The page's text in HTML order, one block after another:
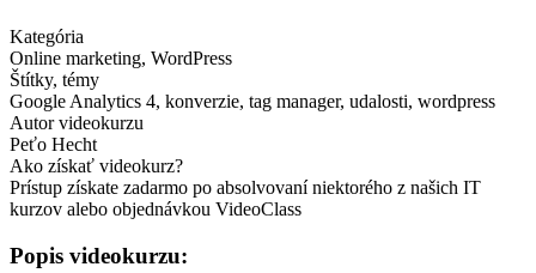
Kategória
Online marketing, WordPress
Štítky, témy
Google Analytics 4, konverzie, tag manager, udalosti, wordpress
Autor videokurzu
Peťo Hecht
Ako získať videokurz?
Prístup získate zadarmo po absolvovaní niektorého z našich IT
kurzov alebo objednávkou VideoClass
Popis videokurzu: